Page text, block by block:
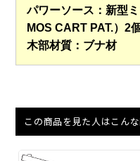
パワーソース：新型
MOS CART PAT.）2
木部材質：ブナ材
この商品を見た人はこん